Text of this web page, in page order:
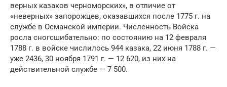
верных казаков черноморских», в отличие от
«неверных» запорожцев, оказавшихся после 1775 г. на
службе в Османской империи. Численность Войска
росла сногсшибательно: по состоянию на 12 февраля
1788 г. в войске числилось 944 казака, 22 июня 1788 г. —
уже 2436, 30 ноября 1791 г. — 12 620, из них на
действительной службе — 7 500.